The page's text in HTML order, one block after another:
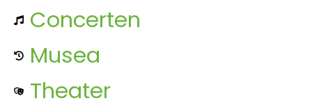
Concerten
Musea
Theater